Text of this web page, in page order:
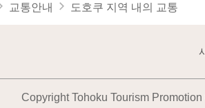
교통안내 도호쿠 지역 내의 교통
Copyright Tohoku Tourism